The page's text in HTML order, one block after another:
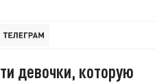
девочки, которую